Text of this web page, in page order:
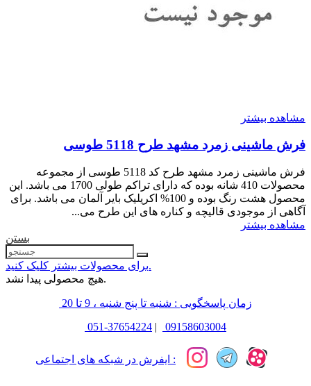
مشاهده بیشتر
فرش ماشینی زمرد مشهد طرح 5118 طوسی
فرش ماشینی زمرد مشهد طرح کد 5118 طوسی از مجموعه
محصولات 410 شانه بوده که دارای تراکم طولی 1700 می باشد. این
محصول هشت رنگ بوده و 100% اکریلیک بایر آلمان می باشد. برای
آگاهی از موجودی قالیچه و کناره های این طرح می...
مشاهده بیشتر
بستن
برای محصولات بیشتر کلیک کنید.
هیچ محصولی پیدا نشد.
زمان پاسخگویی : شنبه تا پنج شنبه ، 9 تا 20
051-37654224 | 09158603004
ایفرش در شبکه های اجتماعی :